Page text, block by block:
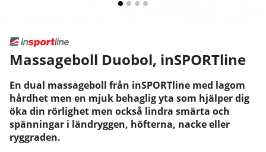
Massageboll Duobol, inSPORTline
En dual massageboll från inSPORTline med lagom
hårdhet men en mjuk behaglig yta som hjälper dig
öka din rörlighet men också lindra smärta och
spänningar i ländryggen, höfterna, nacke eller
ryggraden.